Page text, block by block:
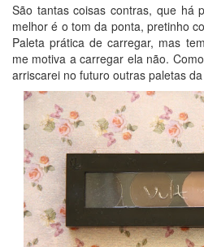
São tantas coisas contras, que há
melhor é o tom da ponta, pretinho
Paleta prática de carregar, mas
me motiva a carregar ela não.
arriscarei no futuro outras paletas da